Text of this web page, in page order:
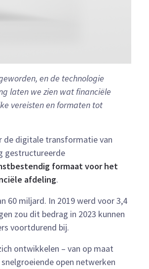
en de technologie
laten we zien wat financiële
vereisten en formaten tot
de digitale transformatie van
gestructureerde
formaat voor het
afdeling.
60 miljard. In 2019 werd voor 3,4
zou dit bedrag in 2023 kunnen
voortdurend bij.
ontwikkelen – van op maat
open netwerken